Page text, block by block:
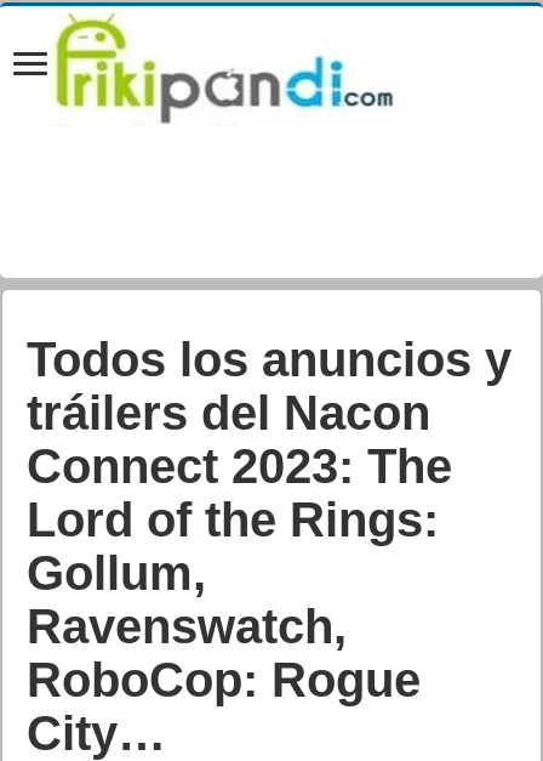
Todos los anuncios y
tráilers del Nacon
Connect 2023: The
Lord of the Rings:
Gollum,
Ravenswatch,
RoboCop: Rogue
City…